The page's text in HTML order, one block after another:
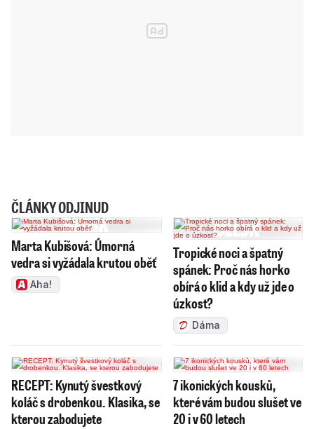
ČLÁNKY ODJINUD
Marta Kubišová: Úmorná
vedra si vyžádala krutou oběť
Aha!
Tropické noci a špatný
spánek: Proč nás horko
obírá o klid a kdy už jde o
úzkost?
Dáma
RECEPT: Kynutý švestkový
koláč s drobenkou. Klasika, se
kterou zabodujete
7 ikonických kousků,
které vám budou slušet ve
20 i v 60 letech